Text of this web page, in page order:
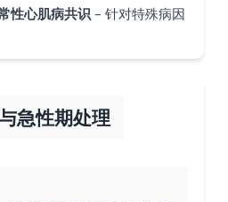
性心肌病共识 – 针对特殊病因
急性期处理